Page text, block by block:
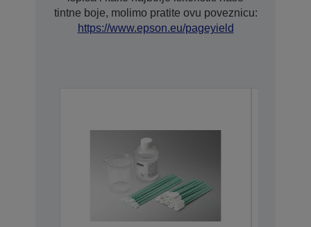
tintne boje, molimo pratite ovu poveznicu:
https://www.epson.eu/pageyield